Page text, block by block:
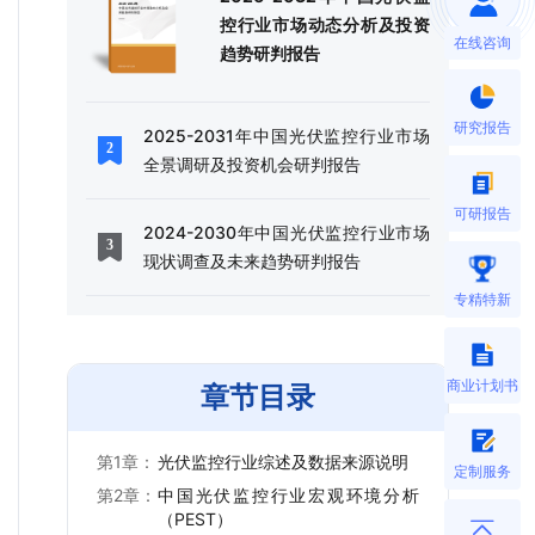
控行业市场动态分析及投资
趋势研判报告
2025-2031年中国光伏监控行业市场
全景调研及投资机会研判报告
2024-2030年中国光伏监控行业市场
现状调查及未来趋势研判报告
章节目录
第1章： 光伏监控行业综述及数据来源说明
第2章： 中国光伏监控行业宏观环境分析
（PEST）
在线咨询
研究报告
可研报告
专精特新
商业计划书
定制服务